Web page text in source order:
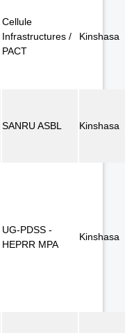
Cellule
Infrastructures /
PACT
Kinshasa
SANRU ASBL Kinshasa
UG-PDSS -
HEPRR MPA
Kinshasa